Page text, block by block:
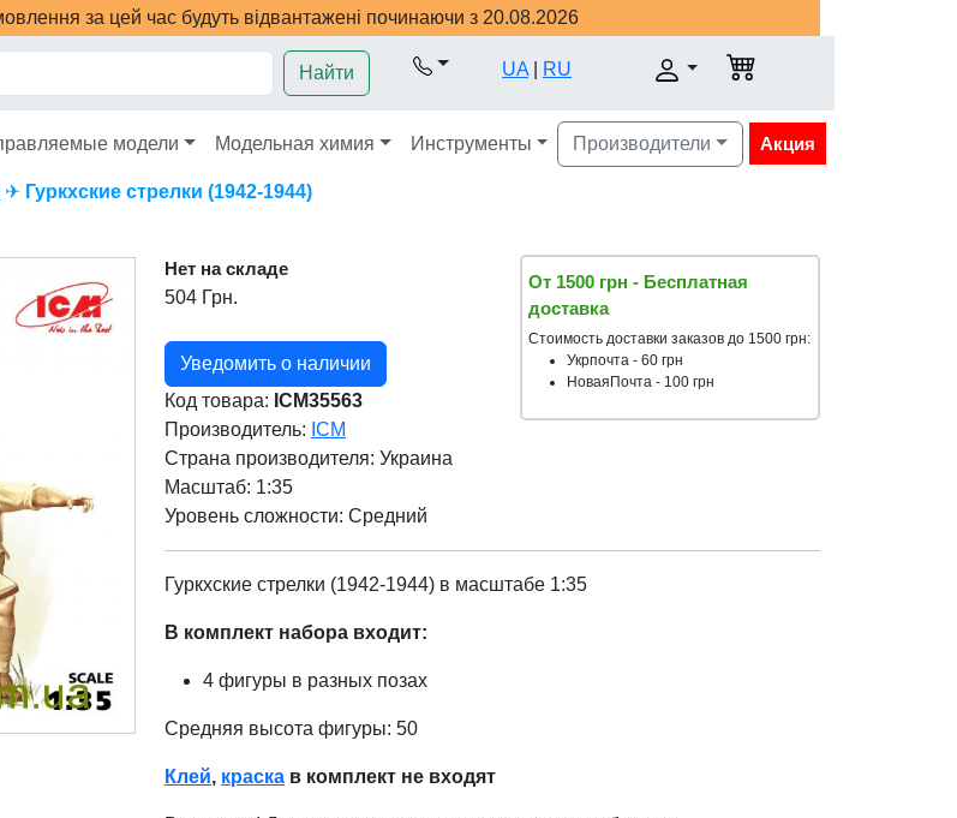
за цей час будуть відвантажені починаючи з 20.08.2026
Найти UA RU
модели Модельная химия Инструменты Производители Акция
✈ Гуркхские стрелки (1942-1944)
Нет на складе
504 Грн.
Уведомить о наличии
Код товара: ICM35563
Производитель: ICM
Страна производителя: Украина
Масштаб: 1:35
Уровень сложности: Cредний
От 1500 грн - Бесплатная
доставка
Стоимость доставки заказов до 1500 грн:
Укрпочта - 60 грн
НоваяПочта - 100 грн
Гуркхские стрелки (1942-1944) в масштабе 1:35
В комплект набора входит:
4 фигуры в разных позах
Средняя высота фигуры: 50
Клей, краска в комплект не входят